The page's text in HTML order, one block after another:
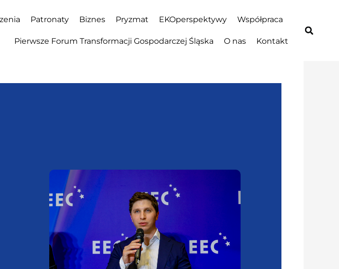
Patronaty Biznes Pryzmat EKOperspektywy Współpraca
Pierwsze Forum Transformacji Gospodarczej Śląska O nas Kontakt